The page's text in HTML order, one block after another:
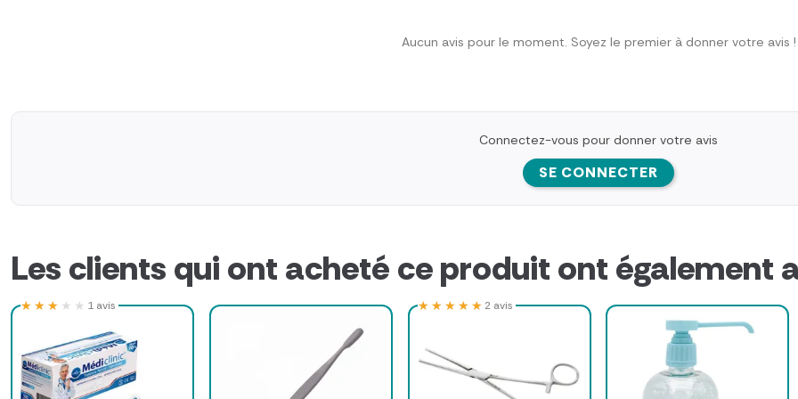
Aucun avis pour le moment. Soyez le premier à donner votre avis !
Connectez-vous pour donner votre avis
SE CONNECTER
Les clients qui ont acheté ce produit ont également
★★★★★
★★★★★ 1 avis ★★★★★
★★★★★ 2 avis